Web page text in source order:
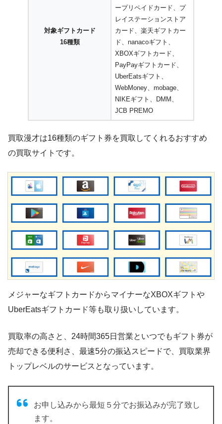
対象ギフトカード
16種類
ープリペイドカード、プ
レイステーションストア
カード、楽天ギフトカー
ド、nanacoギフト、
XBOXギフトカード、
PayPayギフトカード、
UberEatsギフト、
WebMoney、mobage、
NIKEギフト、DMM、
JCB PREMO
買取漫才は16種類のギフト券を買取してくれるおすすめ
の買取サイトです。
メジャーなギフトカードからマイナーなXBOXギフトや
UberEatsギフトカード等も取り扱いしています。
買取率の高さと、24時間365日営業といつでもギフト券が
売却できる便利さ、最速5分の振込スピードで、買取業界
トップレベルのサービスとなっています。
お申し込みから最短５分でお振込みが完了致し
ます。